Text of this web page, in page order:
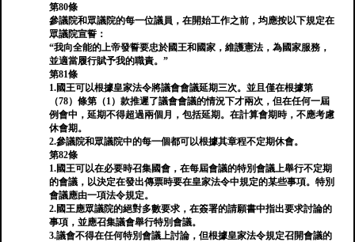
第80條
參議院和眾議院的每一位議員，在開始工作之前，均應按以下規定在
眾議院宣誓：
“我向全能的上帝發誓要忠於國王和國家，維護憲法，為國家服務，
並適當履行賦予我的職責。”
第81條
1.國王可以根據皇家法令將議會會議延期三次。並且僅在根據第
（78）條第（1）款推遲了議會會議的情況下才兩次，但在任何一屆
例會中，延期不得超過兩個月，包括延期。在計算會期時，不應考慮
休會期。
2.參議院和眾議院中的每一個都可以根據其章程不定期休會。
第82條
1.國王可以在必要時召集國會，在每屆會議的特別會議上舉行不定期
的會議，以決定在發出傳票時要在皇家法令中規定的某些事項。特別
會議應由一項法令規定。
2.國王應眾議院的絕對多數要求，在簽署的請願書中指出要求討論的
事項，並應召集議會舉行特別會議。
3.議會不得在任何特別會議上討論，但根據皇家法令規定召開會議的